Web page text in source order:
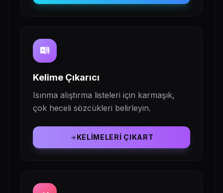
dictionary
Kelime Çıkarıcı
Isınma alıştırma listeleri için karmaşık,
çok heceli sözcükleri belirleyin.
arrow_forwardKELIMELERI ÇIKART